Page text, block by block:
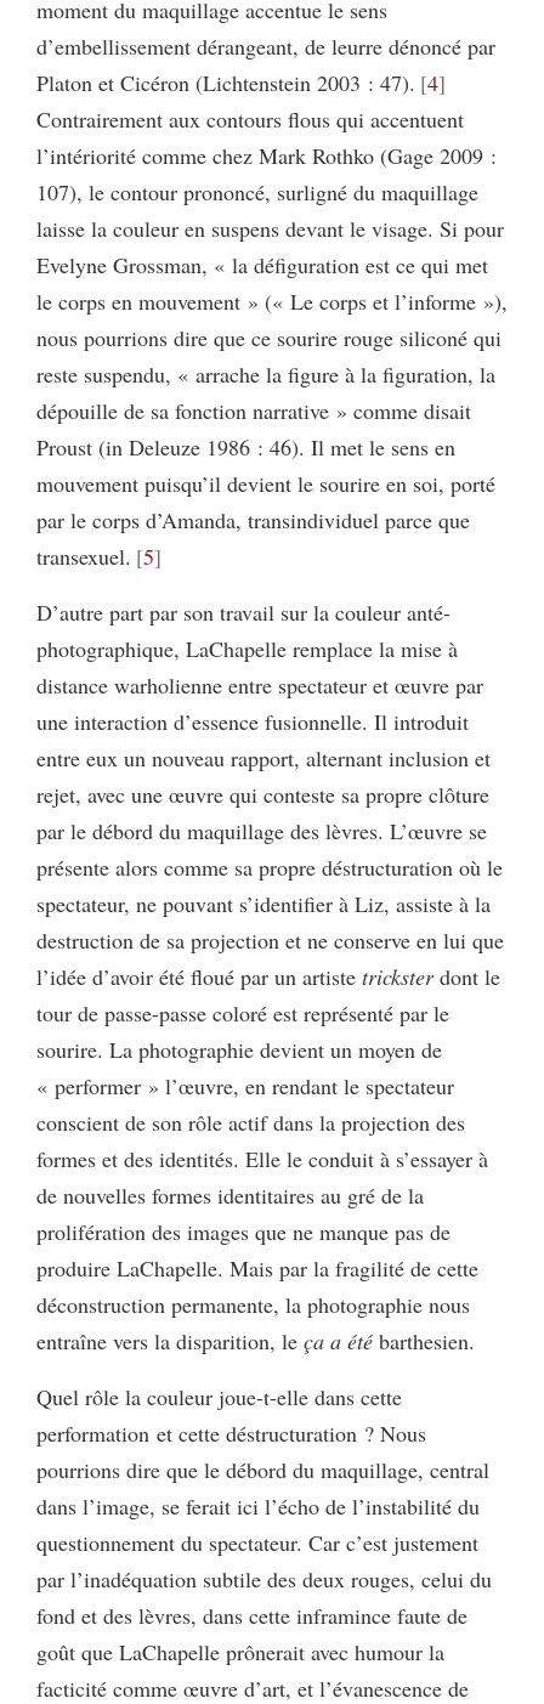
moment du maquillage accentue le sens
d’embellissement dérangeant, de leurre dénoncé par
Platon et Cicéron (Lichtenstein 2003 : 47). 4
Contrairement aux contours flous qui accentuent
l’intériorité comme chez Mark Rothko (Gage 2009 :
107), le contour prononcé, surligné du maquillage
laisse la couleur en suspens devant le visage. Si pour
Evelyne Grossman, « la défiguration est ce qui met
le corps en mouvement » (« Le corps et l’informe »),
nous pourrions dire que ce sourire rouge siliconé qui
reste suspendu, « arrache la figure à la figuration, la
dépouille de sa fonction narrative » comme disait
Proust (in Deleuze 1986 : 46). Il met le sens en
mouvement puisqu’il devient le sourire en soi, porté
par le corps d’Amanda, transindividuel parce que
transexuel. 5
D’autre part par son travail sur la couleur anté-
photographique, LaChapelle remplace la mise à
distance warholienne entre spectateur et œuvre par
une interaction d’essence fusionnelle. Il introduit
entre eux un nouveau rapport, alternant inclusion et
rejet, avec une œuvre qui conteste sa propre clôture
par le débord du maquillage des lèvres. L’œuvre se
présente alors comme sa propre déstructuration où le
spectateur, ne pouvant s’identifier à Liz, assiste à la
destruction de sa projection et ne conserve en lui que
l’idée d’avoir été floué par un artiste tricksterdont le
tour de passe-passe coloré est représenté par le
sourire. La photographie devient un moyen de
« performer » l’œuvre, en rendant le spectateur
conscient de son rôle actif dans la projection des
formes et des identités. Elle le conduit à s’essayer à
de nouvelles formes identitaires au gré de la
prolifération des images que ne manque pas de
produire LaChapelle. Mais par la fragilité de cette
déconstruction permanente, la photographie nous
entraîne vers la disparition, le ça a été barthesien.
Quel rôle la couleur joue-t-elle dans cette
performation et cette déstructuration ? Nous
pourrions dire que le débord du maquillage, central
dans l’image, se ferait ici l’écho de l’instabilité du
questionnement du spectateur. Car c’est justement
par l’inadéquation subtile des deux rouges, celui du
fond et des lèvres, dans cette inframince faute de
goût que LaChapelle prônerait avec humour la
facticité comme œuvre d’art, et l’évanescence de